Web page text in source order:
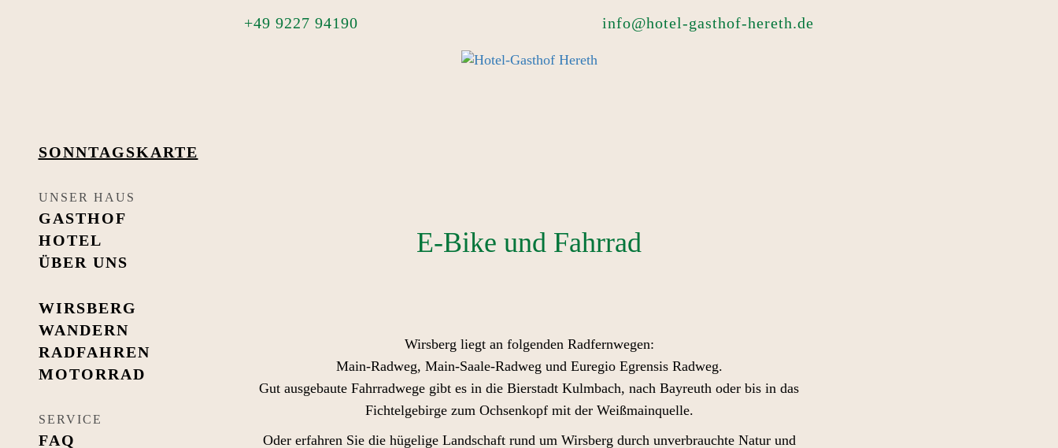
SONNTAGS­KARTE
UNSER HAUS
GASTHOF
HOTEL
ÜBER UNS
WIRSBERG
WANDERN
RADFAHREN
MOTORRAD
SERVICE
FAQ
+49 9227 94190 info@hotel-gasthof-hereth.de
E-Bike und Fahrrad
Wirsberg liegt an folgenden Radfernwegen:
Main-Radweg, Main-Saale-Radweg und Euregio Egrensis Radweg.
Gut ausgebaute Fahrradwege gibt es in die Bierstadt Kulmbach, nach Bayreuth oder bis in das
Fichtelgebirge zum Ochsenkopf mit der Weißmainquelle.
Oder erfahren Sie die hügelige Landschaft rund um Wirsberg durch unverbrauchte Natur und